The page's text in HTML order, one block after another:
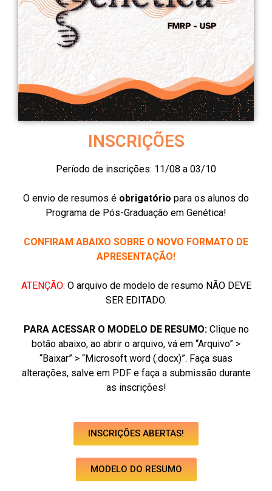
INSCRIÇÕES
Período de inscrições: 11/08 a 03/10
O envio de resumos é obrigatório para os alunos do
Programa de Pós-Graduação em Genética!
CONFIRAM ABAIXO SOBRE O NOVO FORMATO DE
APRESENTAÇÃO!
ATENÇÃO: O arquivo de modelo de resumo NÃO DEVE
SER EDITADO.
PARA ACESSAR O MODELO DE RESUMO: Clique no
botão abaixo, ao abrir o arquivo, vá em “Arquivo” >
“Baixar” > “Microsoft word (.docx)”. Faça suas
alterações, salve em PDF e faça a submissão durante
as inscrições!
INSCRIÇÕES ABERTAS!
MODELO DO RESUMO